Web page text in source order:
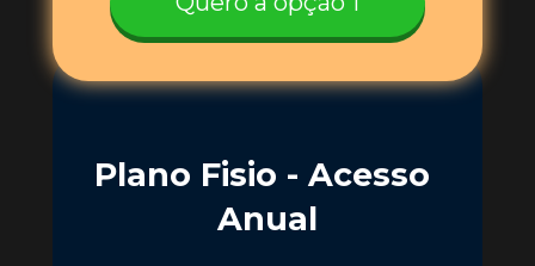
Plano Fisio - Acesso
Anual